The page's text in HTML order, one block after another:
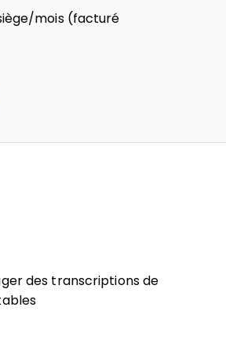
mois (facturé
des transcriptions de